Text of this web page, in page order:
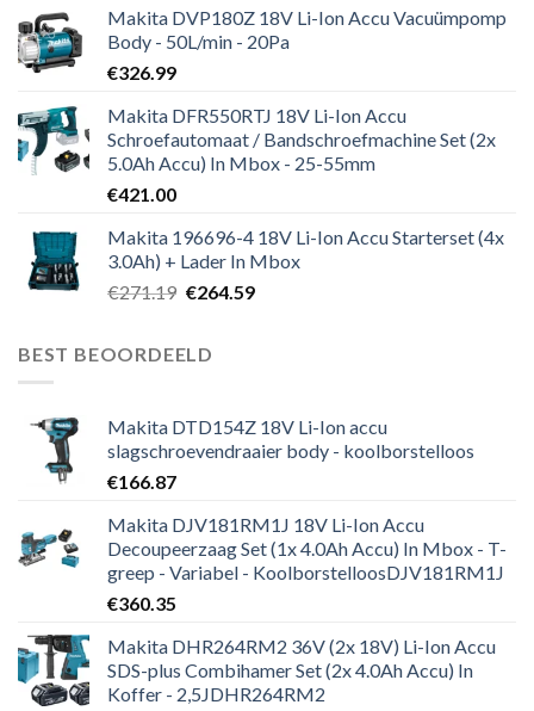
Makita DVP180Z 18V Li-Ion Accu Vacuümpomp
Body - 50L/min - 20Pa
€326.99
Makita DFR550RTJ 18V Li-Ion Accu
Schroefautomaat / Bandschroefmachine Set (2x
5.0Ah Accu) In Mbox - 25-55mm
€421.00
Makita 196696-4 18V Li-Ion Accu Starterset (4x
3.0Ah) + Lader In Mbox
€271.19 Oorspronkelijke
€271.19.
€264.59Huidige
BEST BEOORDEELD
Makita DTD154Z 18V Li-Ion accu
slagschroevendraaier body - koolborstelloos
€166.87
Makita DJV181RM1J 18V Li-Ion Accu
Decoupeerzaag Set (1x 4.0Ah Accu) In Mbox - T-
greep - Variabel - KoolborstelloosDJV181RM1J
€360.35
Makita DHR264RM2 36V (2x 18V) Li-Ion Accu
SDS-plus Combihamer Set (2x 4.0Ah Accu) In
Koffer - 2,5JDHR264RM2